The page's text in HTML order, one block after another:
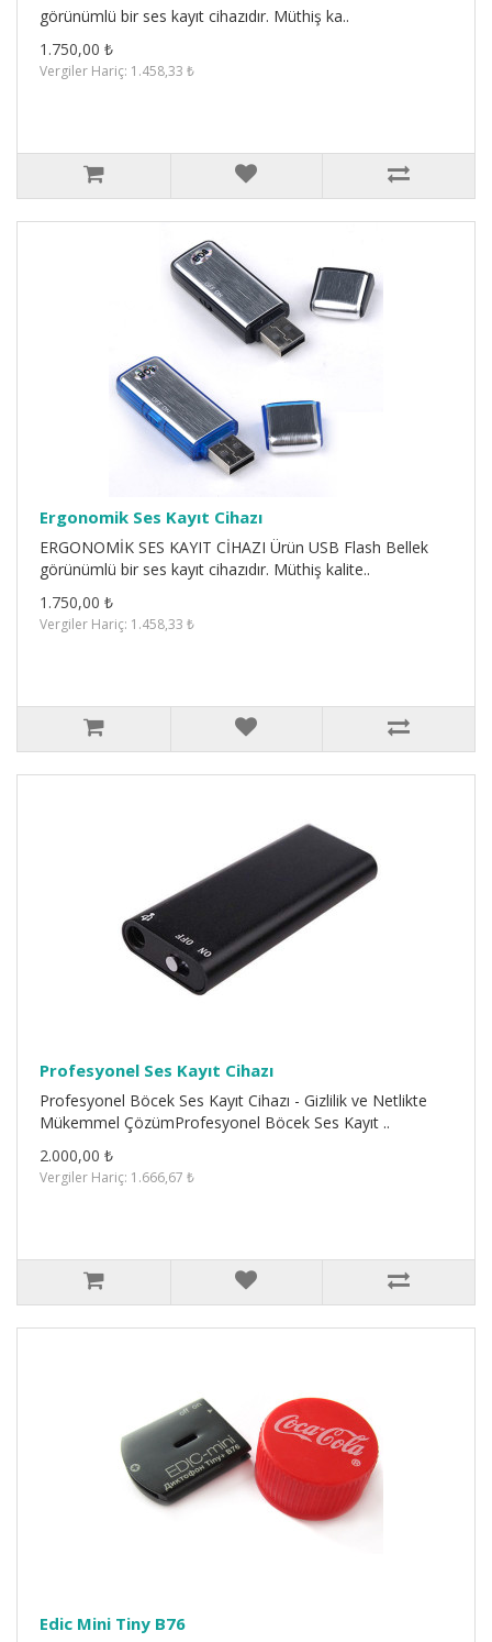
görünümlü bir ses kayıt cihazıdır. Müthiş ka..
1.750,00 ₺
Vergiler Hariç: 1.458,33 ₺
Ergonomik Ses Kayıt Cihazı
ERGONOMİK SES KAYIT CİHAZI Ürün USB Flash Bellek
görünümlü bir ses kayıt cihazıdır. Müthiş kalite..
1.750,00 ₺
Vergiler Hariç: 1.458,33 ₺
Profesyonel Ses Kayıt Cihazı
Profesyonel Böcek Ses Kayıt Cihazı - Gizlilik ve Netlikte
Mükemmel ÇözümProfesyonel Böcek Ses Kayıt ..
2.000,00 ₺
Vergiler Hariç: 1.666,67 ₺
Edic Mini Tiny B76